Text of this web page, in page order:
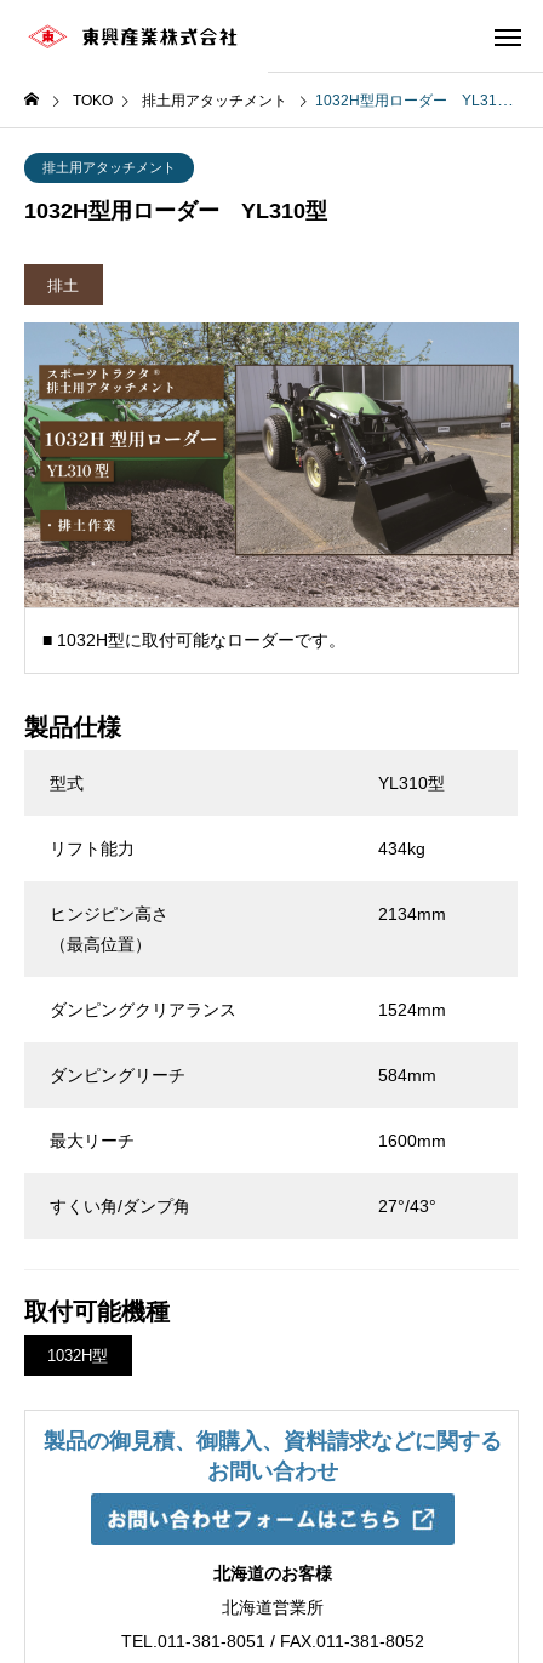
TOKO 排土用アタッチメント 1032H型用ローダー YL310型
排土用アタッチメント
1032H型用ローダー YL310型
排土
■ 1032H型に取付可能なローダーです。
製品仕様
型式 YL310型
リフト能力 434kg
ヒンジピン高さ
（最高位置）
2134mm
ダンピングクリアランス 1524mm
ダンピングリーチ 584mm
最大リーチ 1600mm
すくい角/ダンプ角 27°/43°
取付可能機種
1032H型
製品の御見積、御購入、資料請求などに関する
お問い合わせ
北海道のお客様
北海道営業所
TEL.011-381-8051 / FAX.011-381-8052